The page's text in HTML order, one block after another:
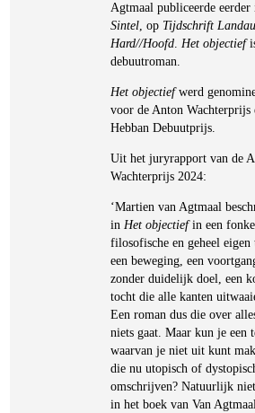
Agtmaal publiceerde eerder
Sintel, op Tijdschrift
Hard//Hoofd.Het objectief
debuutroman.
Het objectiefwerd
voor de Anton Wachterprijs
Hebban Debuutprijs.
Uit het juryrapport van de
Wachterprijs 2024:
‘Martien van Agtmaal
inHet objectiefin een
filosofische en geheel eigen
een beweging, een
zonder duidelijk doel, een
tocht die alle kanten
Een roman dus die over
niets gaat. Maar kun je een
waarvan je niet uit kunt
die nu utopisch of
omschrijven? Natuurlijk
in het boek van Van